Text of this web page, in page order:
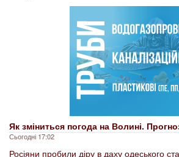
Як зміниться погода на Волині.
Сьогодні 17:02
Росіяни пробили діру в даху одеського